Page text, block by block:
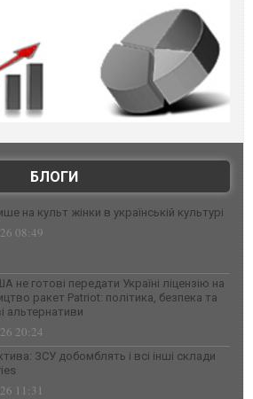
БЛОГИ
на культ жінки в українській культурі
08:49
не готові передати Україні ліцензію на
ракет Patriot: політика, безпека та
альтернативи
20:24
ЗСУ добомблять і всі інші склади
11:31